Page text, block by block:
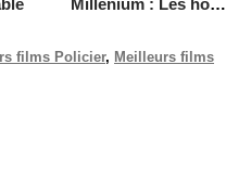
films Policier, Meilleurs films